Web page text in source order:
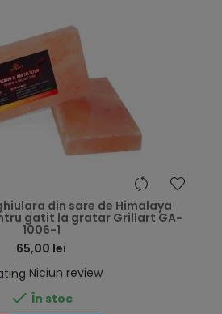
din sare de Himalaya
gatit la gratar Grillart GA-
1006-1
65,00 lei
Niciun review
 În stoc